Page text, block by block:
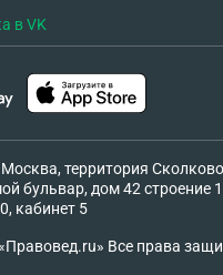
в VK
территория
бульвар, дом 42 строение
кабинет 5
Все права